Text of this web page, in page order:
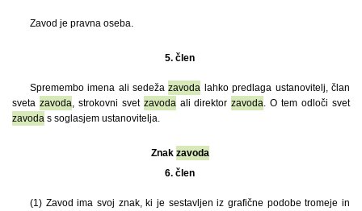
Zavod je pravna oseba.
5. člen
Spremembo imena ali sedežazavoda lahko predlaga ustanovitelj, član
sveta zavoda, strokovni svet zavodaali direktorzavoda. O tem odloči svet
zavoda s soglasjem ustanovitelja.
Znak zavoda
6. člen
(1) Zavod ima svoj znak, ki je sestavljen iz grafične podobe tromeje in